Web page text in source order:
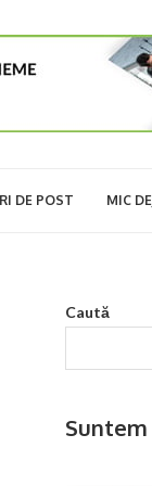
DE POST MIC
Caută
Suntem